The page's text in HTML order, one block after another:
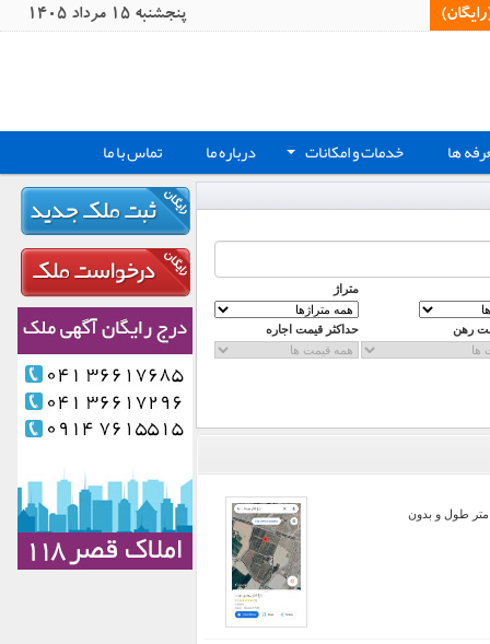
پنجشنبه 15 مرداد 1405
ها + خدمات و امکانات درباره ما تماس با ما
متراژ
رهن حداکثر قیمت اجاره
30 قطعه زمین باغشهری 1000 متری با مشخصات زیر بفروش میرسد محل: حد فاصل خورموج-لاور شرقی 50 متر طول و بدون